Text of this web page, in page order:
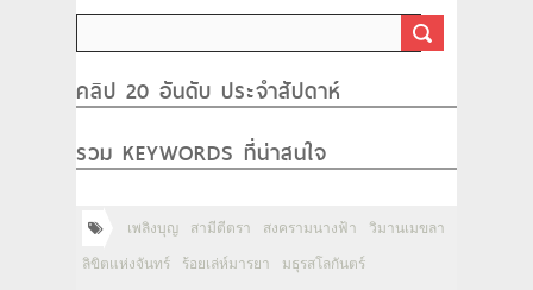
คลิป 20 อันดับ ประจำสัปดาห์
รวม KEYWORDS ที่น่าสนใจ
เพลิงบุญ สามีตีตรา สงครามนางฟ้า วิมานเมขลา
ลิขิตแห่งจันทร์ ร้อยเล่ห์มารยา มธุรสโลกันตร์